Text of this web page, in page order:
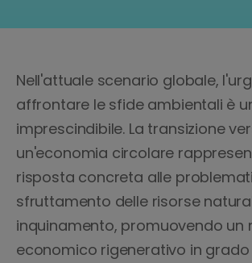
Nell'attuale scenario globale,
affrontare le sfide ambientali è
imprescindibile. La transizione
un'economia circolare
risposta concreta alle
sfruttamento delle risorse
inquinamento, promuovendo un
economico rigenerativo in grado